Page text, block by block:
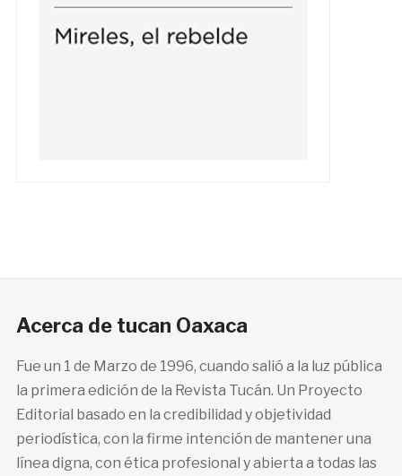
Acerca de tucan Oaxaca
Fue un 1 de Marzo de 1996, cuando salió a la luz pública
la primera edición de la Revista Tucán. Un Proyecto
Editorial basado en la credibilidad y objetividad
periodística, con la firme intención de mantener una
línea digna, con ética profesional y abierta a todas las